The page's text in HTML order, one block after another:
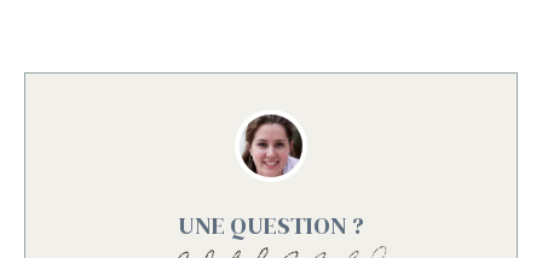
UNE QUESTION ?